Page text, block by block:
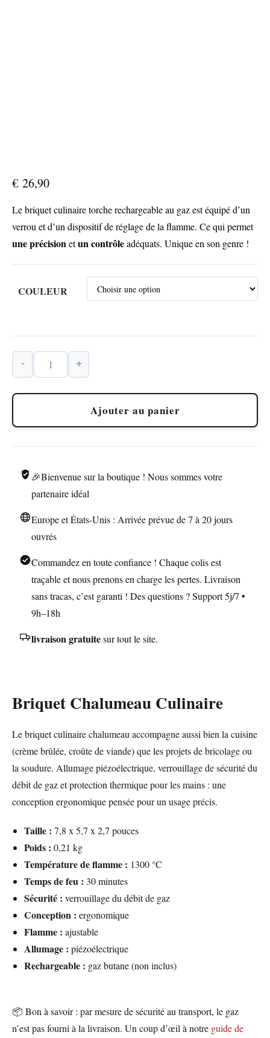
€ 26,90
Le briquet culinaire torche rechargeable au gaz est équipé d’un
verrou et d’un dispositif de réglage de la flamme. Ce qui permet
une précisionetun contrôleadéquats. Unique en son genre !
COULEUR
Briquet
Chalumeau
- +
Ajouter au panier
🎉Bienvenue sur la boutique ! Nous sommes votre
partenaire idéal
Europe et États-Unis : Arrivée prévue de 7 à 20 jours
ouvrés
Commandez en toute confiance ! Chaque colis est
traçable et nous prenons en charge les pertes. Livraison
sans tracas, c’est garanti ! Des questions ? Support 5j/7 •
9h–18h
livraison gratuitesur tout le site.
Briquet Chalumeau Culinaire
Le briquet culinaire chalumeau accompagne aussi bien la cuisine
(crème brûlée, croûte de viande) que les projets de bricolage ou
la soudure. Allumage piézoélectrique, verrouillage de sécurité du
débit de gaz et protection thermique pour les mains : une
conception ergonomique pensée pour un usage précis.
Taille : 7,8 x 5,7 x 2,7 pouces
Poids : 0,21 kg
Température de flamme : 1300 °C
Temps de feu : 30 minutes
Sécurité : verrouillage du débit de gaz
Conception : ergonomique
Flamme : ajustable
Allumage : piézoélectrique
Rechargeable : gaz butane (non inclus)
📦 Bon à savoir : par mesure de sécurité au transport, le gaz
n’est pas fourni à la livraison. Un coup d’œil à notre guide de